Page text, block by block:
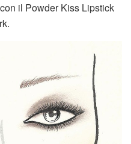
il Powder Kiss Lipstick